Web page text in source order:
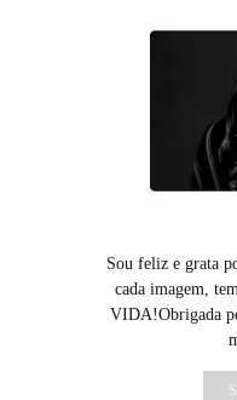
Sou feliz e grata
cada imagem,
VIDA!Obrigada